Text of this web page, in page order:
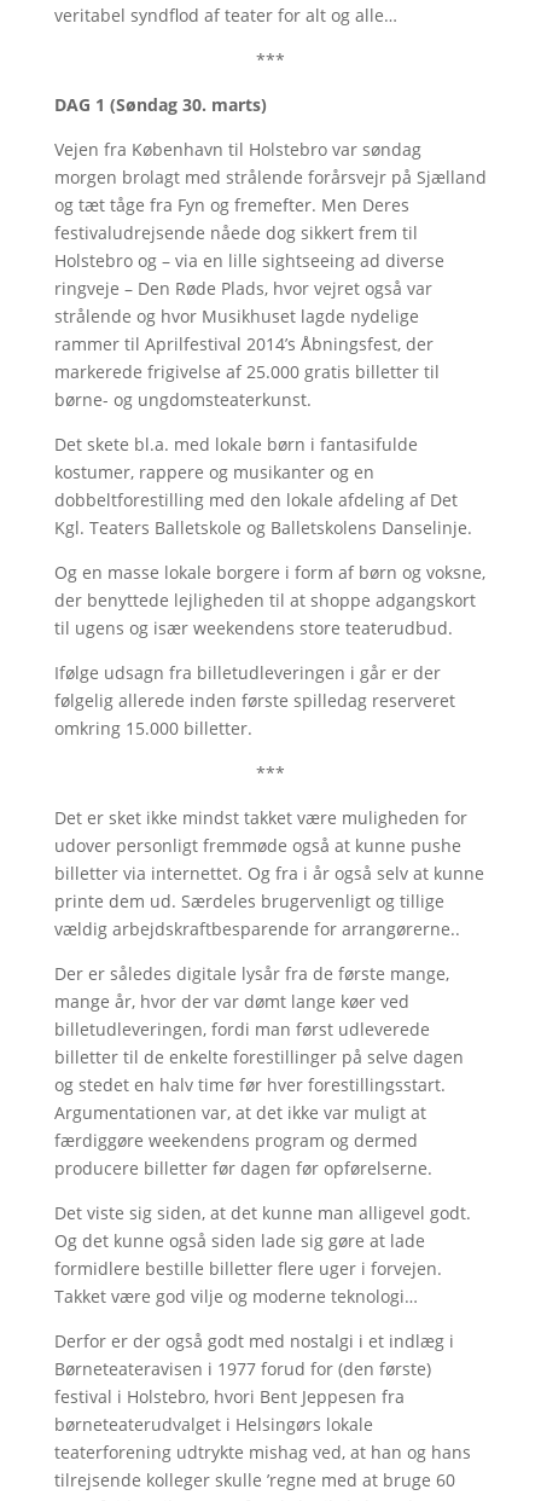
veritabel syndflod af teater for alt og alle…
***
DAG 1 (Søndag 30. marts)
Vejen fra København til Holstebro var søndag
morgen brolagt med strålende forårsvejr på Sjælland
og tæt tåge fra Fyn og fremefter. Men Deres
festivaludrejsende nåede dog sikkert frem til
Holstebro og – via en lille sightseeing ad diverse
ringveje – Den Røde Plads, hvor vejret også var
strålende og hvor Musikhuset lagde nydelige
rammer til Aprilfestival 2014’s Åbningsfest, der
markerede frigivelse af 25.000 gratis billetter til
børne- og ungdomsteaterkunst.
Det skete bl.a. med lokale børn i fantasifulde
kostumer, rappere og musikanter og en
dobbeltforestilling med den lokale afdeling af Det
Kgl. Teaters Balletskole og Balletskolens Danselinje.
Og en masse lokale borgere i form af børn og voksne,
der benyttede lejligheden til at shoppe adgangskort
til ugens og især weekendens store teaterudbud.
Ifølge udsagn fra billetudleveringen i går er der
følgelig allerede inden første spilledag reserveret
omkring 15.000 billetter.
***
Det er sket ikke mindst takket være muligheden for
udover personligt fremmøde også at kunne pushe
billetter via internettet. Og fra i år også selv at kunne
printe dem ud. Særdeles brugervenligt og tillige
vældig arbejdskraftbesparende for arrangørerne..
Der er således digitale lysår fra de første mange,
mange år, hvor der var dømt lange køer ved
billetudleveringen, fordi man først udleverede
billetter til de enkelte forestillinger på selve dagen
og stedet en halv time før hver forestillingsstart.
Argumentationen var, at det ikke var muligt at
færdiggøre weekendens program og dermed
producere billetter før dagen før opførelserne.
Det viste sig siden, at det kunne man alligevel godt.
Og det kunne også siden lade sig gøre at lade
formidlere bestille billetter flere uger i forvejen.
Takket være god vilje og moderne teknologi…
Derfor er der også godt med nostalgi i et indlæg i
Børneteateravisen i 1977 forud for (den første)
festival i Holstebro, hvori Bent Jeppesen fra
børneteaterudvalget i Helsingørs lokale
teaterforening udtrykte mishag ved, at han og hans
tilrejsende kolleger skulle ’regne med at bruge 60